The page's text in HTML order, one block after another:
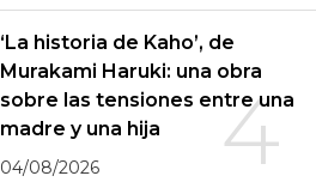
4
‘La historia de Kaho’, de
Murakami Haruki: una obra
sobre las tensiones entre una
madre y una hija
04/08/2026